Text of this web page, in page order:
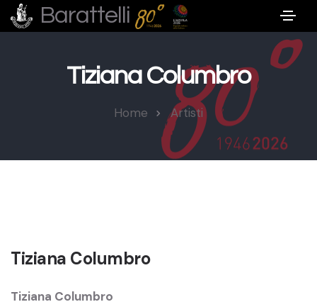
Barattelli
Tiziana Columbro
Home Artisti
Tiziana Columbro
Tiziana Columbro